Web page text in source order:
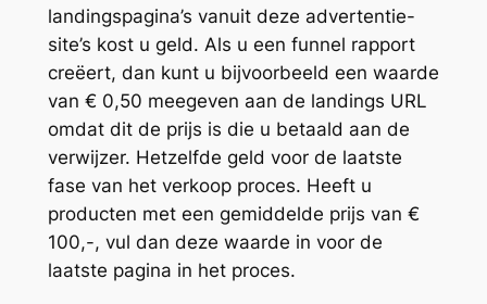
landingspagina’s vanuit deze advertentie-
site’s kost u geld. Als u een funnel rapport
creëert, dan kunt u bijvoorbeeld een waarde
van € 0,50 meegeven aan de landings URL
omdat dit de prijs is die u betaald aan de
verwijzer. Hetzelfde geld voor de laatste
fase van het verkoop proces. Heeft u
producten met een gemiddelde prijs van €
100,-, vul dan deze waarde in voor de
laatste pagina in het proces.